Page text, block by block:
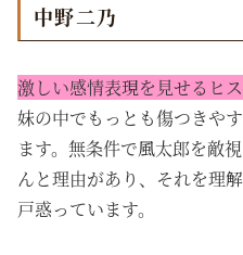
中野二乃
激しい感情表現を見せるヒ
妹の中でもっとも傷つきや
ます。無条件で風太郎を敵
んと理由があり、それを理
戸惑っています。